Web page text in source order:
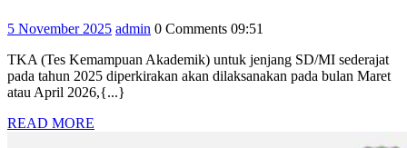
COBA
TKA
DI
SDN
5 November 20255
2025
admin admin
0 Comments 09:51
TKA (Tes Kemampuan Akademik) untuk jenjang SD/MI sederajat
pada tahun 2025 diperkirakan akan dilaksanakan pada bulan Maret
atau April 2026,{...}
READ MORE